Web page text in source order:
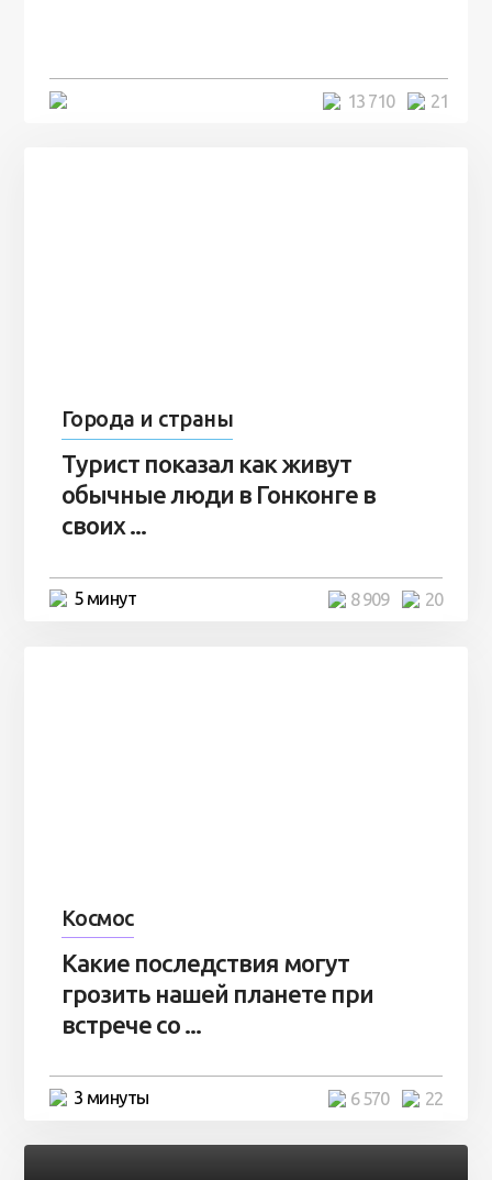
21
13 710
Города и страны
Турист показал как живут
обычные люди в Гонконге в
своих ...
5 минут 20
8 909
Космос
Какие последствия могут
грозить нашей планете при
встрече со ...
3 минуты 22
6 570